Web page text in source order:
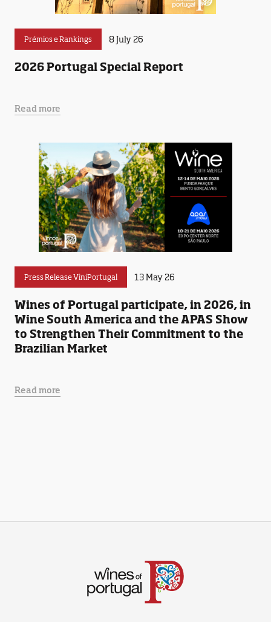
Prémios e Rankings 8 July 26
2026 Portugal Special Report
Read more
Press Release ViniPortugal 13 May 26
Wines of Portugal participate, in 2026, in
Wine South America and the APAS Show
to Strengthen Their Commitment to the
Brazilian Market
Read more